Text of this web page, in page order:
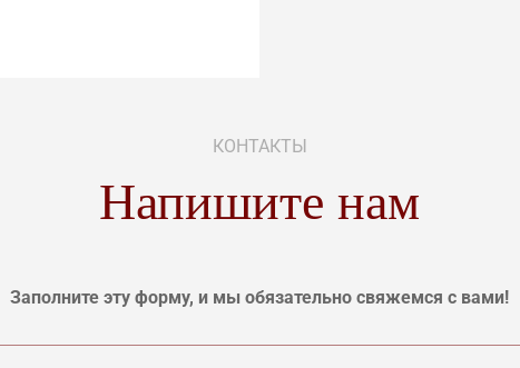
КОНТАКТЫ
Напишите нам
Заполните эту форму, и мы обязательно свяжемся с вами!